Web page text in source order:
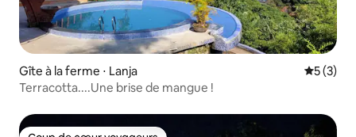
Gîte à la ferme ⋅ Lanja
5 (3)
Terracotta....Une brise de mangue !